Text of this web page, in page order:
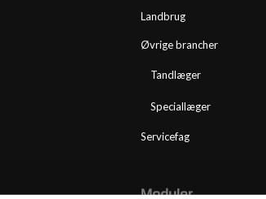
Landbrug
Øvrige brancher
Tandlæger
Speciallæger
Servicefag